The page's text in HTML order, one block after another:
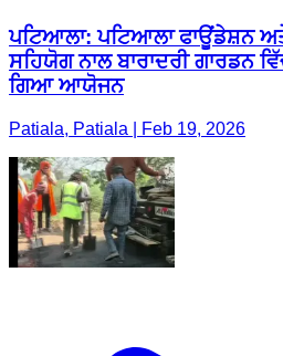
ਪਟਿਆਲਾ: ਪਟਿਆਲਾ ਫਾਊਂਡੇਸ਼ਨ
ਸਹਿਯੋਗ ਨਾਲ ਬਾਰਾਦਰੀ ਗਾਰਡਨ
ਗਿਆ ਆਯੋਜਨ
Patiala, Patiala | Feb 19, 2026